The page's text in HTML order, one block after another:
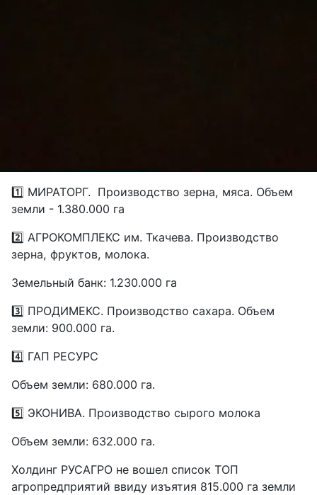
1️⃣ МИРАТОРГ. Производство зерна, мяса. Объем
земли - 1.380.000 га
2️⃣ АГРОКОМПЛЕКС им. Ткачева. Производство
зерна, фруктов, молока.
Земельный банк: 1.230.000 га
3️⃣ ПРОДИМЕКС. Производство сахара. Объем
земли: 900.000 га.
4️⃣ ГАП РЕСУРС
Объем земли: 680.000 га.
5️⃣ ЭКОНИВА. Производство сырого молока
Объем земли: 632.000 га.
Холдинг РУСАГРО не вошел список ТОП
агропредприятий ввиду изъятия 815.000 га земли